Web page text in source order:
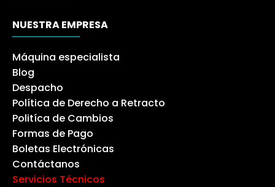
NUESTRA EMPRESA
Máquina especialista
Blog
Despacho
Política de Derecho a Retracto
Politíca de Cambios
Formas de Pago
Boletas Electrónicas
Contáctanos
Servicios Técnicos